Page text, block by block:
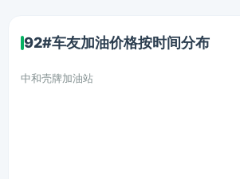
92#车友加油价格按时间分布
中和壳牌加油站